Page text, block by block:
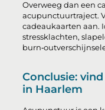
Overweeg dan een
acupunctuurtraject.
cadeaukaarten aan.
stressklachten,
Conclusie:
in Haarlem